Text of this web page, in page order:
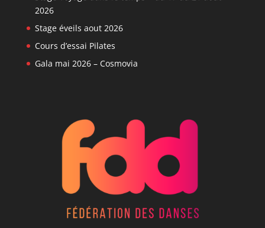
2026
Stage éveils aout 2026
Cours d’essai Pilates
Gala mai 2026 – Cosmovia